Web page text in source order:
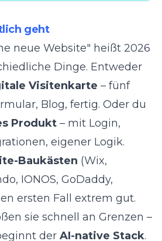
geht
neue Website" heißt 2026
Dinge. Entweder
Visitenkarte – fünf
Blog, fertig. Oder du
Produkt – mit Login,
eigener Logik.
Baukästen (Wix,
IONOS, GoDaddy,
ersten Fall extrem gut.
sie schnell an Grenzen –
der AI-native Stack.